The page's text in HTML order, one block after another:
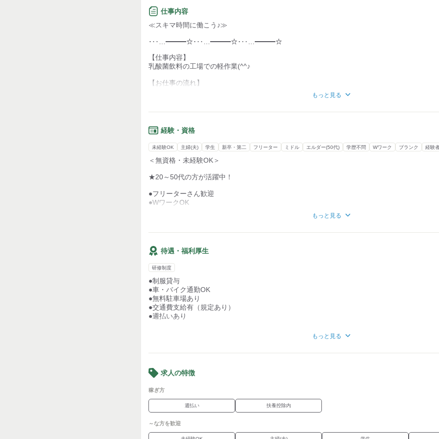
●駅から徒歩10分の好立地
もちろん車通勤もできますよ♪
今の職場環境にお困りの方、
話だけでも聞いてみたいという方
ぜひお気軽にご応募ください！
仕事内容
≪スキマ時間に働こう♪≫
･‥…━━━☆･‥…━━━☆･‥…━━━☆
【仕事内容】
乳酸菌飲料の工場での軽作業(^^♪
【お仕事の流れ】
レーンにセットして、出来上がった製品の検品
作業自体はとても簡単なので、すぐに慣れていただけます(^^♪
工場作業が初めてのスタッフさんも多数！
未経験から始められます。
当社スタッフさんも勤務中！
時短なので無理なく働けるのが嬉しい★
もっと見る
経験・資格
未経験OK 主婦(夫) 学生 新卒・第二 フリーター ミドル エルダー(50代) 学歴不問 Wワーク ブランク 経験
＜無資格・未経験OK＞
★20～50代の方が活躍中！
●フリーターさん歓迎
●WワークOK
※65歳～雇止め制度あり
もっと見る
待遇・福利厚生
研修制度
●制服貸与
●車・バイク通勤OK
●無料駐車場あり
●交通費支給有（規定あり）
●週払いあり
積極採用中!!
もっと見る
求人の特徴
稼ぎ方
週払い 扶養控除内
～な方を歓迎